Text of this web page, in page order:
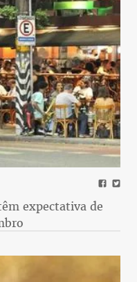
expectativa de